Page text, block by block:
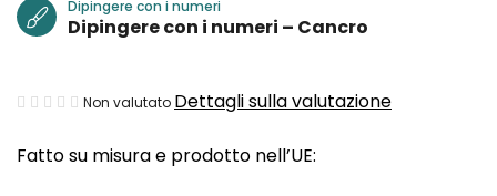
Fatto su misura e prodotto nell’UE:
Dipingere con i numeri
Dipingere con i numeri – Cancro
La
media
Non valutato Dettagli sulla valutazione